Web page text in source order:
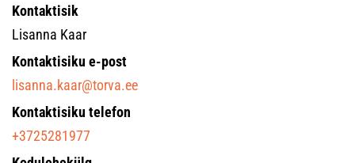
Kontaktisik
Lisanna Kaar
Kontaktisiku e-post
lisanna.kaar@torva.ee
Kontaktisiku telefon
+3725281977